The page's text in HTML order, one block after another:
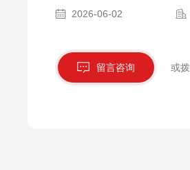
2026-06-02
留言咨询 或拨